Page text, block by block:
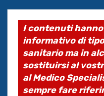
I contenuti
informativo di
sanitario ma in
sostituirsi al
al Medico
sempre fare